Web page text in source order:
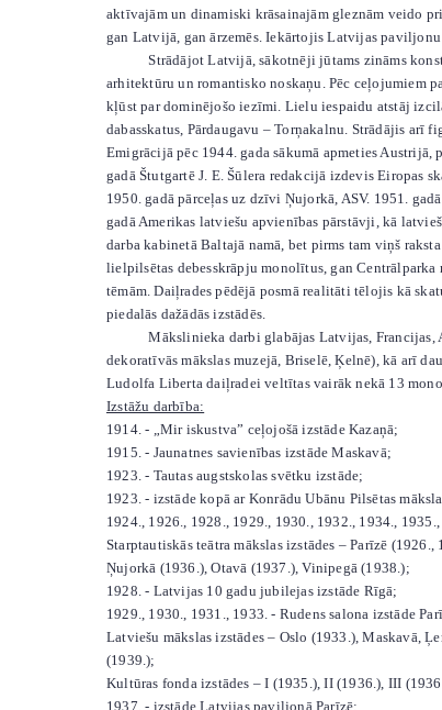
aktīvajām un dinamiski krāsainajām gleznām veido
gan Latvijā, gan ārzemēs. Iekārtojis Latvijas
Strādājot Latvijā, sākotnēji jūtams zināms
arhitektūru un romantisko noskaņu. Pēc ceļojumiem
kļūst par dominējošo iezīmi. Lielu iespaidu atstāj
dabasskatus, Pārdaugavu – Torņakalnu. Strādājis arī
Emigrācijā pēc 1944. gada sākumā apmeties
gadā Štutgartē J. E. Šūlera redakcijā izdevis Eiropas
1950. gadā pārceļas uz dzīvi Ņujorkā, ASV. 1951.
gadā Amerikas latviešu apvienības pārstāvji, kā
darba kabinetā Baltajā namā, bet pirms tam viņš
lielpilsētas debesskrāpju monolītus, gan
tēmām. Daiļrades pēdējā posmā realitāti tēlojis kā
piedalās dažādās izstādēs.
Mākslinieka darbi glabājas Latvijas, Francijas,
dekoratīvās mākslas muzejā, Briselē, Ķelnē), kā arī
Ludolfa Liberta daiļradei veltītas vairāk nekā 13
Izstāžu darbība:
1914. - „Mir iskustva” ceļojošā izstāde Kazaņā;
1915. - Jaunatnes savienības izstāde Maskavā;
1923. - Tautas augstskolas svētku izstāde;
1923. - izstāde kopā ar Konrādu Ubānu Pilsētas
1924., 1926., 1928., 1929., 1930., 1932., 1934.,
Starptautiskās teātra mākslas izstādes – Parīzē
Ņujorkā (1936.), Otavā (1937.), Vinipegā (1938.);
1928. - Latvijas 10 gadu jubilejas izstāde Rīgā;
1929., 1930., 1931., 1933. - Rudens salona izstāde
Latviešu mākslas izstādes – Oslo (1933.), Maskavā,
(1939.);
Kultūras fonda izstādes – I (1935.), II (1936.), III
1937. - izstāde Latvijas paviljonā Parīzē;